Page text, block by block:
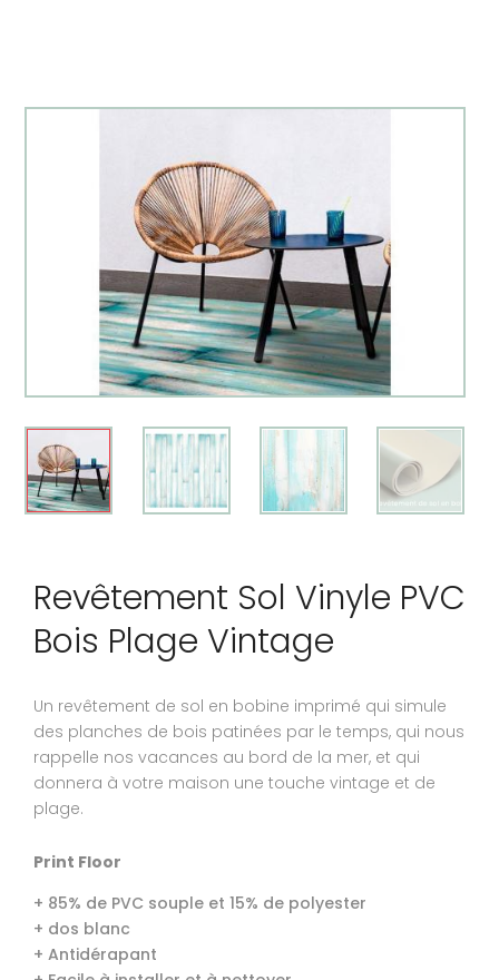
Revêtement Sol Vinyle PVC
Bois Plage Vintage
Un revêtement de sol en bobine imprimé qui simule
des planches de bois patinées par le temps, qui nous
rappelle nos vacances au bord de la mer, et qui
donnera à votre maison une touche vintage et de
plage.
Print Floor
+ 85% de PVC souple et 15% de polyester
+ dos blanc
+ Antidérapant